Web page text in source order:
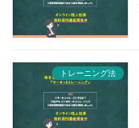
トレーニング法